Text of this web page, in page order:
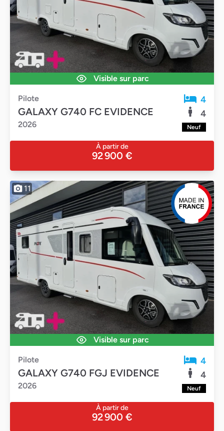
Visible sur parc
Pilote
GALAXY G740 FC EVIDENCE
2026
4
4
Neuf
À partir de
92 900 €
11
Visible sur parc
Pilote
GALAXY G740 FGJ EVIDENCE
2026
4
4
Neuf
À partir de
92 900 €